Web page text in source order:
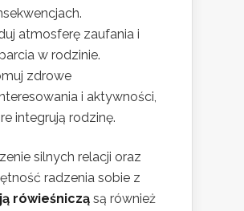
atmosferę zaufania i
w rodzinie.
zdrowe
i aktywności,
integrują rodzinę.
silnych relacji oraz
radzenia sobie z
rówieśniczą są również